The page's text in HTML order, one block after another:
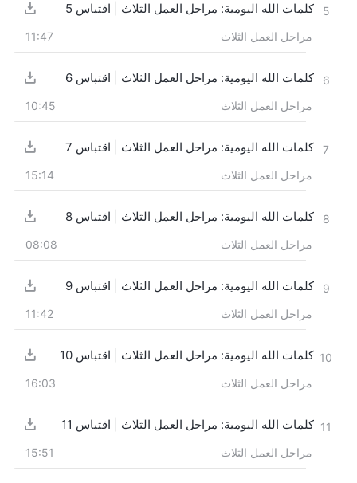
5 كلمات الله اليومية: مراحل العمل الثلاث | اقتباس 5
مراحل العمل الثلاث 11:47
6 كلمات الله اليومية: مراحل العمل الثلاث | اقتباس 6
مراحل العمل الثلاث 10:45
7 كلمات الله اليومية: مراحل العمل الثلاث | اقتباس 7
مراحل العمل الثلاث 15:14
8 كلمات الله اليومية: مراحل العمل الثلاث | اقتباس 8
مراحل العمل الثلاث 08:08
9 كلمات الله اليومية: مراحل العمل الثلاث | اقتباس 9
مراحل العمل الثلاث 11:42
10 كلمات الله اليومية: مراحل العمل الثلاث | اقتباس 10
مراحل العمل الثلاث 16:03
11 كلمات الله اليومية: مراحل العمل الثلاث | اقتباس 11
مراحل العمل الثلاث 15:51